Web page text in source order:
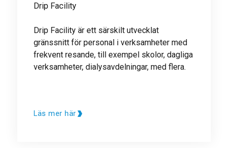
Drip Facility
Drip Facility är ett särskilt utvecklat
gränssnitt för personal i verksamheter med
frekvent resande, till exempel skolor, dagliga
verksamheter, dialysavdelningar, med flera.
Läs mer här